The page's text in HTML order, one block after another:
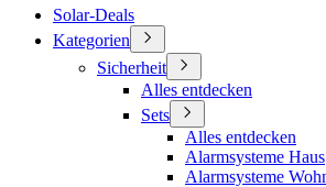
Solar-Deals
Kategorien
Sicherheit
Alles entdecken
Sets
Alles entdecken
Alarmsysteme Haus
Alarmsysteme